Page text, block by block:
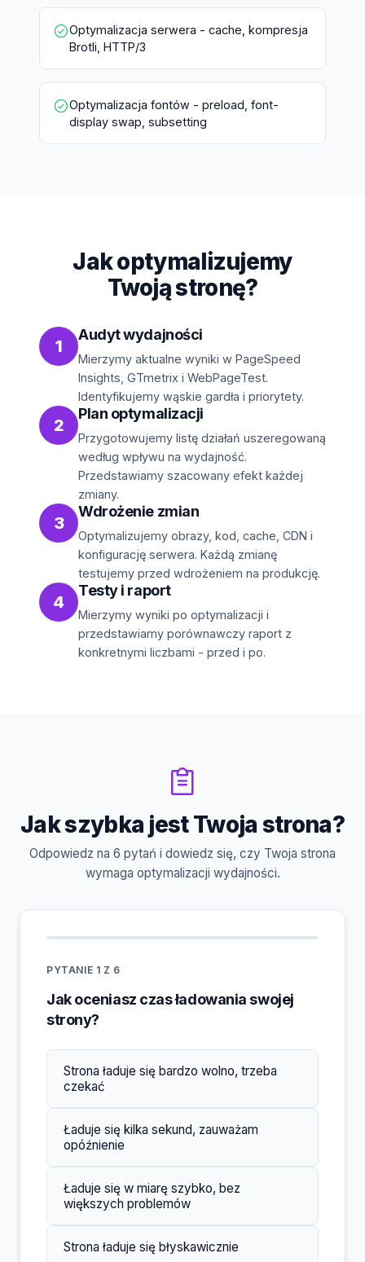
Optymalizacja serwera - cache, kompresja
Brotli, HTTP/3
Optymalizacja fontów - preload, font-
display swap, subsetting
Jak optymalizujemy
Twoją stronę?
1
Audyt wydajności
Mierzymy aktualne wyniki w PageSpeed
Insights, GTmetrix i WebPageTest.
Identyfikujemy wąskie gardła i priorytety.
2
Plan optymalizacji
Przygotowujemy listę działań uszeregowaną
według wpływu na wydajność.
Przedstawiamy szacowany efekt każdej
zmiany.
3
Wdrożenie zmian
Optymalizujemy obrazy, kod, cache, CDN i
konfigurację serwera. Każdą zmianę
testujemy przed wdrożeniem na produkcję.
4
Testy i raport
Mierzymy wyniki po optymalizacji i
przedstawiamy porównawczy raport z
konkretnymi liczbami - przed i po.
Jak szybka jest Twoja strona?
Odpowiedz na 6 pytań i dowiedz się, czy Twoja strona
wymaga optymalizacji wydajności.
PYTANIE 1 Z 6
Jak oceniasz czas ładowania swojej
strony?
Strona ładuje się bardzo wolno, trzeba
czekać
Ładuje się kilka sekund, zauważam
opóźnienie
Ładuje się w miarę szybko, bez
większych problemów
Strona ładuje się błyskawicznie